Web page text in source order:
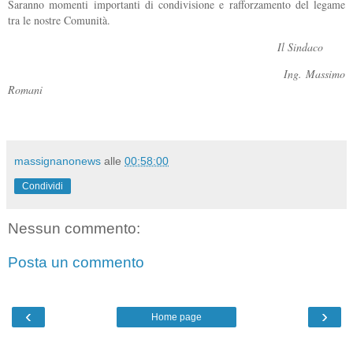
Saranno momenti importanti di condivisione e rafforzamento del legame
tra le nostre Comunità.
Il Sindaco
Ing. Massimo
Romani
massignanonews alle 00:58:00
Condividi
Nessun commento:
Posta un commento
‹ ›
Home page